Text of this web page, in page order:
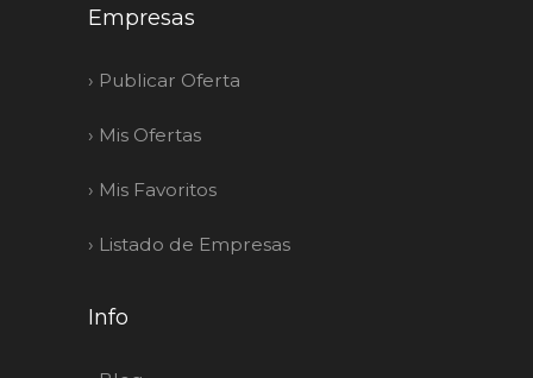
Empresas
› Publicar Oferta
› Mis Ofertas
› Mis Favoritos
› Listado de Empresas
Info